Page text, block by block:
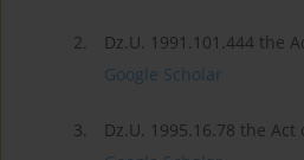
2.
Dz.U. 1991.101.444 the
Google Scholar
3.
Dz.U. 1995.16.78 the